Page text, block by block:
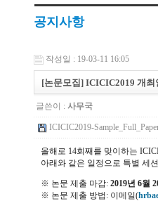
공지사항
작성일 : 19-03-11 16:05
[논문모집] ICICIC2019 개최
글쓴이 : 사무국
ICICIC2019-
올해로 14회째를 맞이하는
아래와 같은 일정으로 특별 세
※ 논문 제출 마감: 2019년 6월
※ 논문 제출 방법: 이메일(